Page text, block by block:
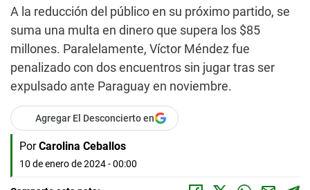
A la reducción del público en su próximo partido, se
suma una multa en dinero que supera los $85
millones. Paralelamente, Víctor Méndez fue
penalizado con dos encuentros sin jugar tras ser
expulsado ante Paraguay en noviembre.
Agregar El Desconcierto en
Por Carolina Ceballos
10 de enero de 2024 - 00:00